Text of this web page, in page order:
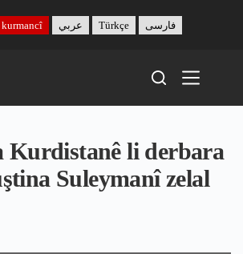
kurmancî عربي Türkçe فارسی
Kurdistanê li derbara
Suleymanî zelal